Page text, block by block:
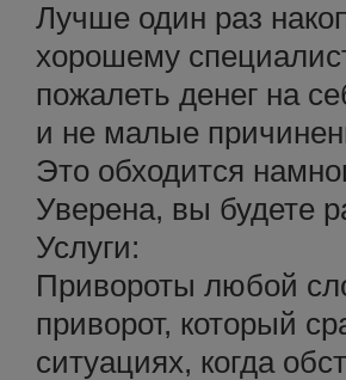
Лучше один раз
хорошему
пожалеть денег на
и не малые
Это обходится
Уверена, вы будете
Услуги:
Привороты любой
приворот, который
ситуациях, когда